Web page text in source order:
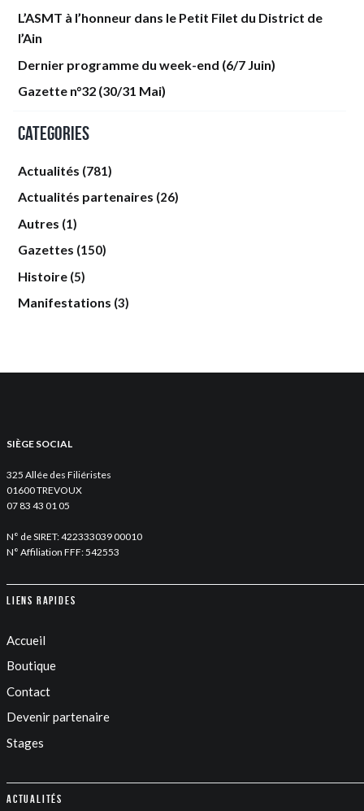
L’ASMT à l’honneur dans le Petit Filet du District de
l’Ain
Dernier programme du week-end (6/7 Juin)
Gazette n°32 (30/31 Mai)
Categories
Actualités (781)
Actualités partenaires (26)
Autres (1)
Gazettes (150)
Histoire (5)
Manifestations (3)
SIÈGE SOCIAL
325 Allée des Filiéristes
01600 TREVOUX
07 83 43 01 05
N° de SIRET: 422333039 00010
N° Affiliation FFF: 542553
Liens rapides
Accueil
Boutique
Contact
Devenir partenaire
Stages
Actualités